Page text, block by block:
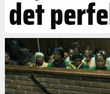
det